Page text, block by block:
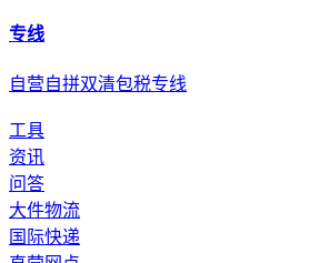
专线
自营自拼双清包税专线
工具
资讯
问答
大件物流
国际快递